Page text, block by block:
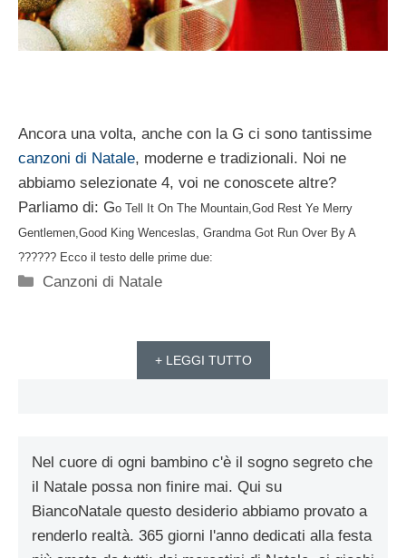
Ancora una volta, anche con la G ci sono tantissime
canzoni di Natale, moderne e tradizionali. Noi ne
abbiamo selezionate 4, voi ne conoscete altre?
Parliamo di: Go Tell It On The Mountain,God Rest Ye Merry
Gentlemen,Good King Wenceslas, Grandma Got Run Over By A
?????? Ecco il testo delle prime due:
Categorie
Canzoni di Natale
+ LEGGI TUTTO
Nel cuore di ogni bambino c'è il sogno segreto che
il Natale possa non finire mai. Qui su
BiancoNatale questo desiderio abbiamo provato a
renderlo realtà. 365 giorni l'anno dedicati alla festa